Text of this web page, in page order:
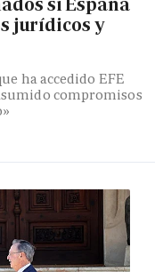
jurídicos y
ha accedido EFE
compromisos